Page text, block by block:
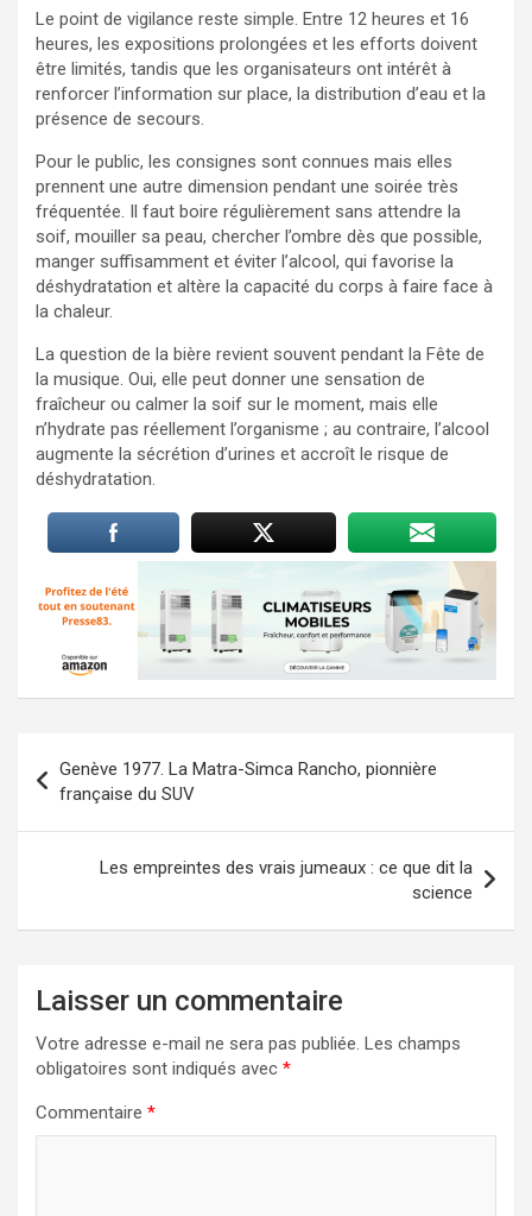
Le point de vigilance reste simple. Entre 12 heures et 16
heures, les expositions prolongées et les efforts doivent
être limités, tandis que les organisateurs ont intérêt à
renforcer l’information sur place, la distribution d’eau et la
présence de secours.
Pour le public, les consignes sont connues mais elles
prennent une autre dimension pendant une soirée très
fréquentée. Il faut boire régulièrement sans attendre la
soif, mouiller sa peau, chercher l’ombre dès que possible,
manger suffisamment et éviter l’alcool, qui favorise la
déshydratation et altère la capacité du corps à faire face à
la chaleur.
La question de la bière revient souvent pendant la Fête de
la musique. Oui, elle peut donner une sensation de
fraîcheur ou calmer la soif sur le moment, mais elle
n’hydrate pas réellement l’organisme ; au contraire, l’alcool
augmente la sécrétion d’urines et accroît le risque de
déshydratation.
de
l’article
Genève 1977. La Matra-Simca Rancho, pionnière
française du SUV
Les empreintes des vrais jumeaux : ce que dit la
science
Laisser un commentaire
Votre adresse e-mail ne sera pas publiée. Les champs
obligatoires sont indiqués avec *
Commentaire *